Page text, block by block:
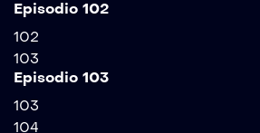
Episodio 102
102
103
Episodio 103
103
104